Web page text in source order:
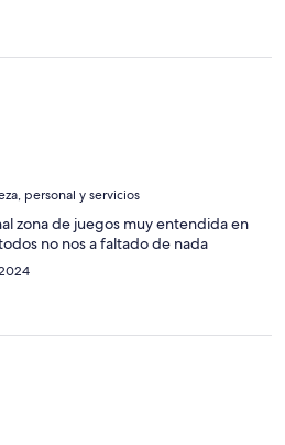
personal y servicios
zona de juegos muy entendida en
no nos a faltado de nada